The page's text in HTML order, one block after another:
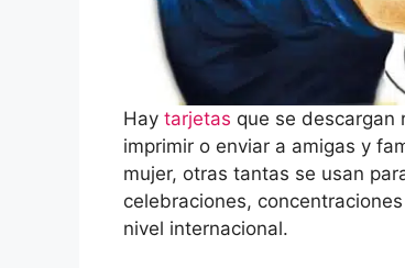
Hay tarjetas que se descargan
imprimir o enviar a amigas y
mujer, otras tantas se usan
celebraciones,
nivel internacional.